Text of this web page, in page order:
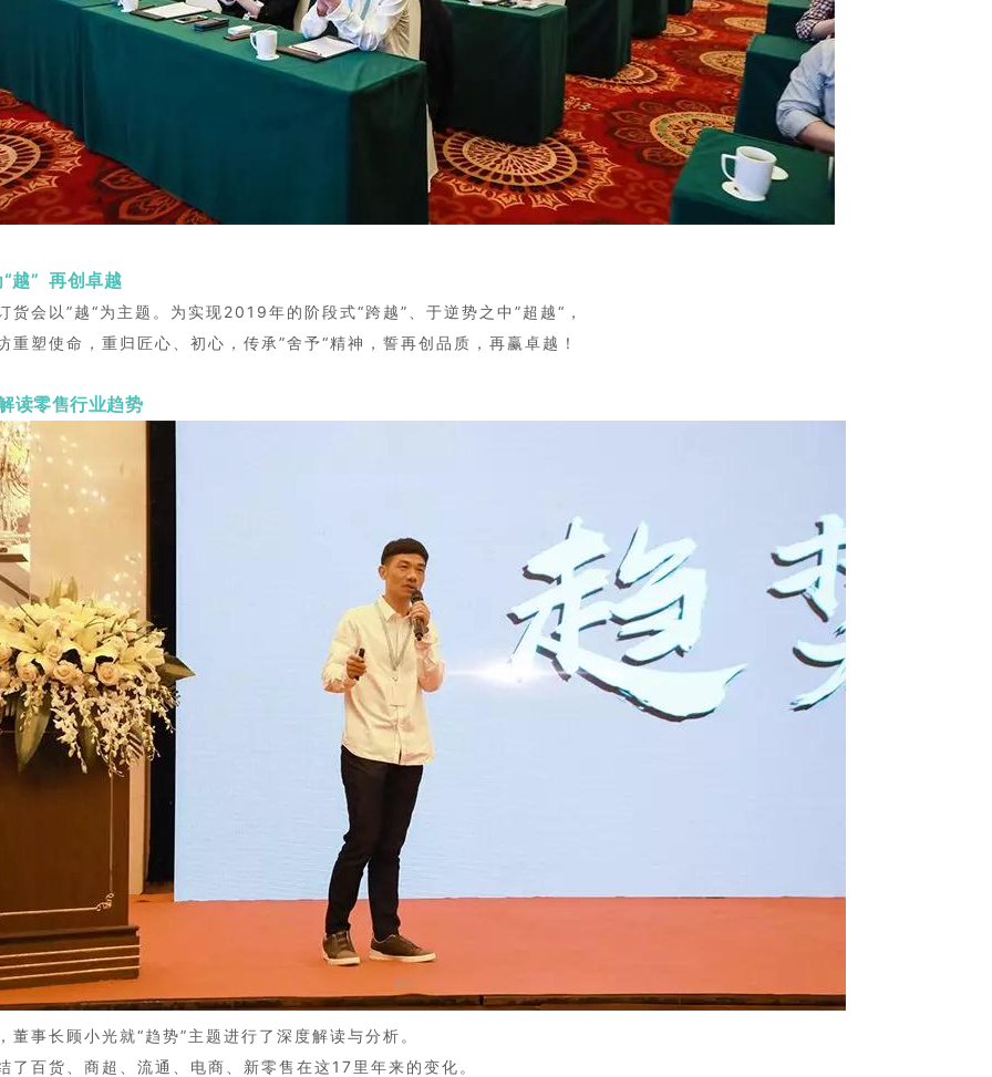
越” 再创卓越
货会以”越“为主题。 为实现2019年的阶段式“跨越”、于逆势之中”超越“，
重塑使命，重归匠心、初心，传承”舍予“精神，誓再创品质，再赢卓越！
读零售行业趋势
董事长顾小光就“趋势”主题进行了深度解读与分析。
了百货、商超、流通、电商、新零售在这17里年来的变化。